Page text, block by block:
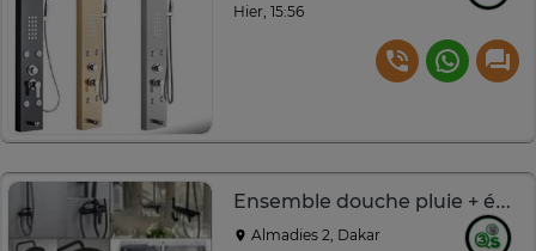
Hier, 15:56
Ensemble douche pluie + évier inox double bac design
Almadies 2, Dakar